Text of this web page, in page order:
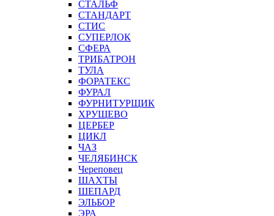
СТАЛЬФ
СТАНДАРТ
СТИС
СУПЕРЛОК
СФЕРА
ТРИБАТРОН
ТУЛА
ФОРАТЕКС
ФУРАЛ
ФУРНИТУРЩИК
ХРУЩЕВО
ЦЕРБЕР
ЦИКЛ
ЧАЗ
ЧЕЛЯБИНСК
Череповец
ШАХТЫ
ШЕПАРД
ЭЛЬБОР
ЭРА